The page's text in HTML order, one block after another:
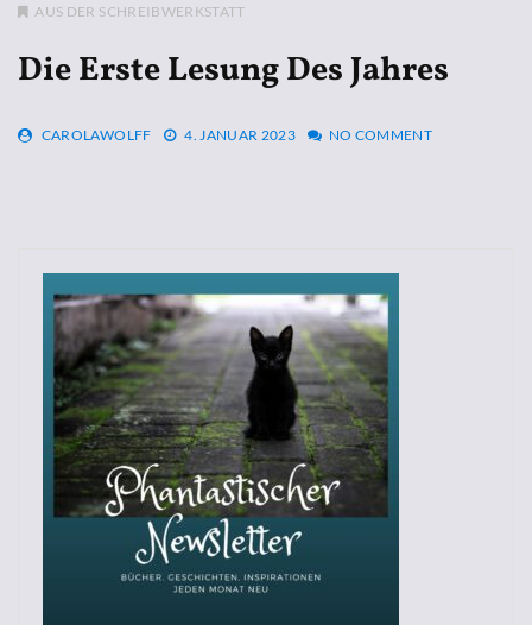
AUS DER SCHREIBWERKSTATT
Die Erste Lesung Des Jahres
CAROLAWOLFF 4. JANUAR 2023 NO COMMENT